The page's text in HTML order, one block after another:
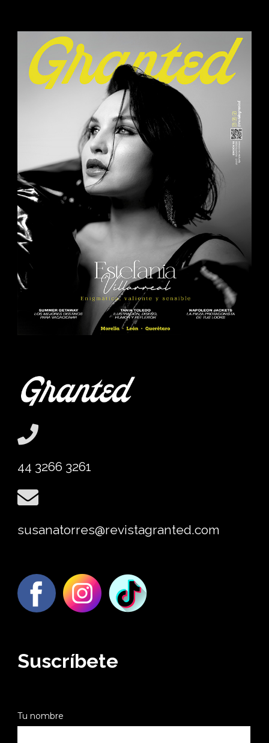
44 3266 3261
susanatorres@revistagranted.com
Suscríbete
Tu nombre